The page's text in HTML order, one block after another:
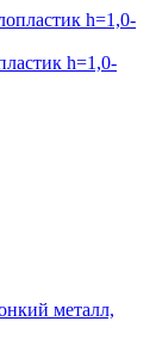
h=1,0-